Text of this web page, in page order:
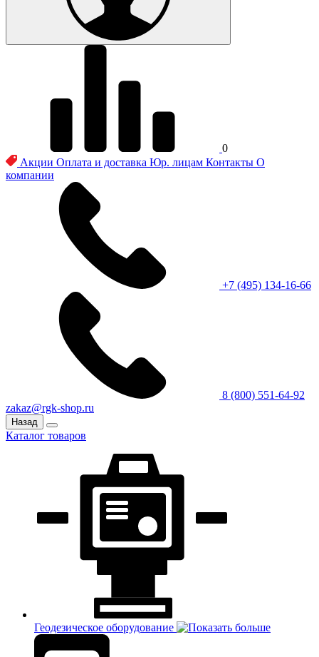
0
Акции Оплата и доставка Юр. лицам Контакты О
компании
+7 (495) 134-16-66
8 (800) 551-64-92
zakaz@rgk-shop.ru
Назад
Каталог товаров
Геодезическое оборудование